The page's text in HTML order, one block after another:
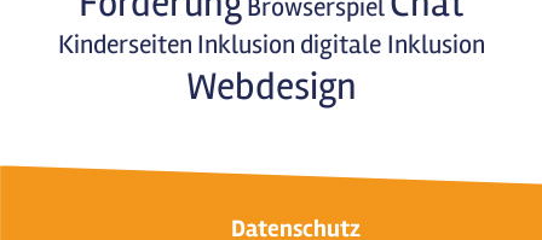
Browserspiel
Kinderseiten Inklusion digitale Inklusion
Webdesign
Datenschutz